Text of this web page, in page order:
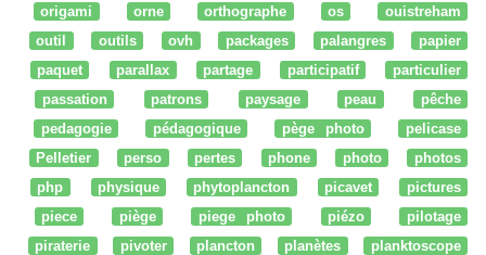
origami
orne orthographe os
ouistreham
outil
outils ovh packages palangres
papier
paquet
parallax partage participatif
particulier
passation
patrons paysage peau
pêche
pedagogie
pédagogique pège photo
pelicase
Pelletier
perso pertes phone photo
photos
php
physique phytoplancton picavet
pictures
piece
piège piege photo piézo
pilotage
piraterie
pivoter plancton planètes
planktoscope